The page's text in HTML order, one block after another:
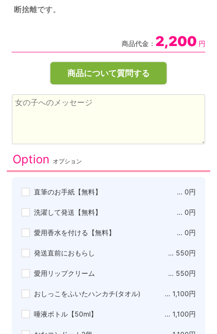
断捨離です。
商品代金： 2,200 円
商品について質問する
Option オプション
直筆のお手紙【無料】 … 0円
洗濯して発送【無料】 … 0円
愛用香水を付ける【無料】 … 0円
発送直前におもらし … 550円
愛用リップクリーム … 550円
おしっこをふいたハンカチ(タオル) … 1,100円
唾液ボトル【50ml】 … 1,100円